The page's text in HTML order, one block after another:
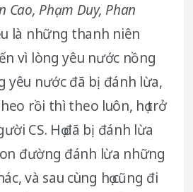
Cao, Phạm Duy, Phan
là những thanh niên
vì lòng yêu nước nồng
yêu nước đã bị đánh lừa,
rồi thì theo luôn, họ trở
CS. Họ đã bị đánh lừa
đường đánh lừa những
và sau cùng họ cũng đi